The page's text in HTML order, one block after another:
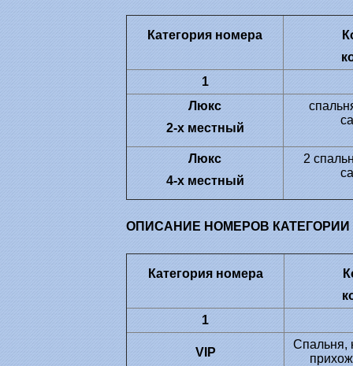
Категория номера
1
Люкс
2-х местный
Люкс
4-х местный
2
ОПИСАНИЕ НОМЕРОВ КАТЕГОРИИ
Категория номера
1
VIP
Спальня,